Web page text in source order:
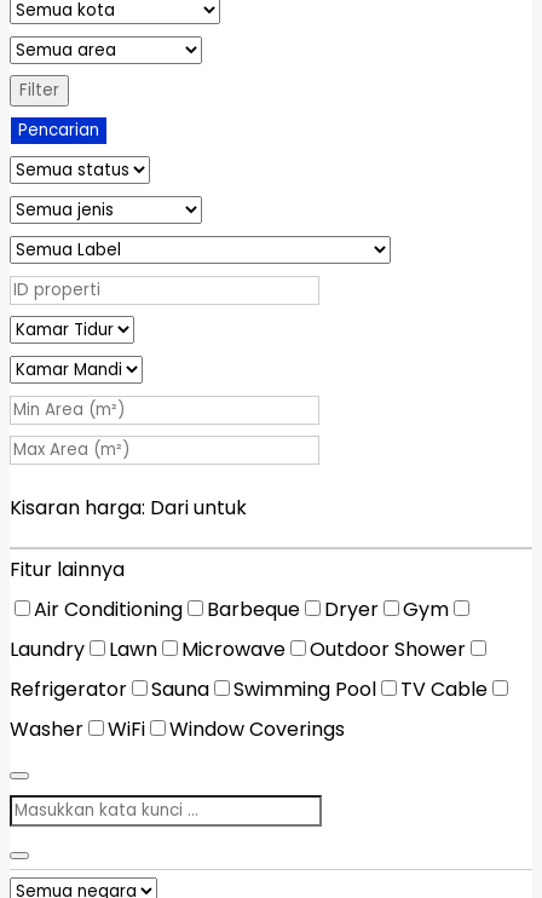
Filter
Pencarian
Kisaran harga: Dariuntuk
Fitur lainnya
Air Conditioning
Barbeque Dryer
Gym
Laundry
Lawn Microwave
Outdoor Shower
Refrigerator
Sauna Swimming Pool
TV Cable
Washer
WiFi Window Coverings